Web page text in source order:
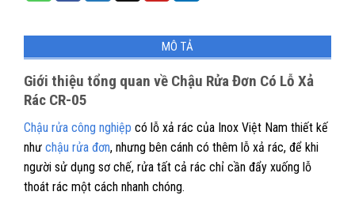
MÔ TẢ
Giới thiệu tổng quan về Chậu Rửa Đơn Có Lỗ Xả
Rác CR-05
Chậu rửa công nghiệp có lỗ xả rác của Inox Việt Nam thiết kế
như chậu rửa đơn, nhưng bên cánh có thêm lỗ xả rác, để khi
người sử dụng sơ chế, rửa tất cả rác chỉ cần đẩy xuống lỗ
thoát rác một cách nhanh chóng.